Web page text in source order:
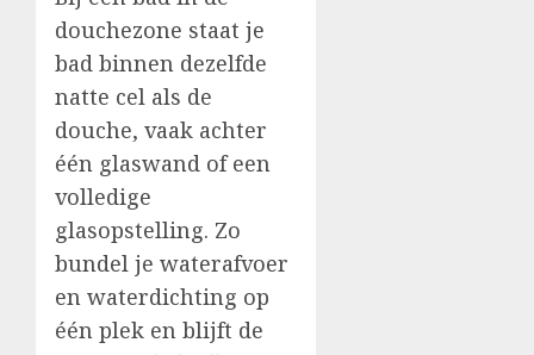
douchezone staat je
bad binnen dezelfde
natte cel als de
douche, vaak achter
één glaswand of een
volledige
glasopstelling. Zo
bundel je waterafvoer
en waterdichting op
één plek en blijft de